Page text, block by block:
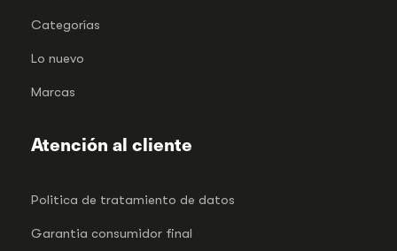
Categorías
Lo nuevo
Marcas
Atención al cliente
Politica de tratamiento de datos
Garantia consumidor final